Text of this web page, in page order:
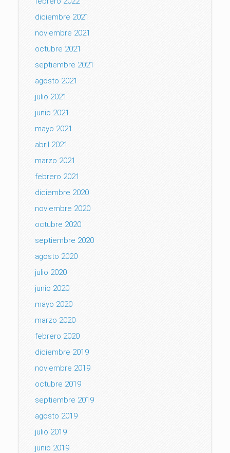
diciembre 2021
noviembre 2021
octubre 2021
septiembre 2021
agosto 2021
julio 2021
junio 2021
mayo 2021
abril 2021
marzo 2021
febrero 2021
diciembre 2020
noviembre 2020
octubre 2020
septiembre 2020
agosto 2020
julio 2020
junio 2020
mayo 2020
marzo 2020
febrero 2020
diciembre 2019
noviembre 2019
octubre 2019
septiembre 2019
agosto 2019
julio 2019
junio 2019